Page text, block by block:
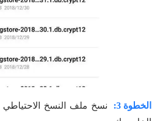
الخطوة 3:
نسخ ملف النسخ الاحتياطي